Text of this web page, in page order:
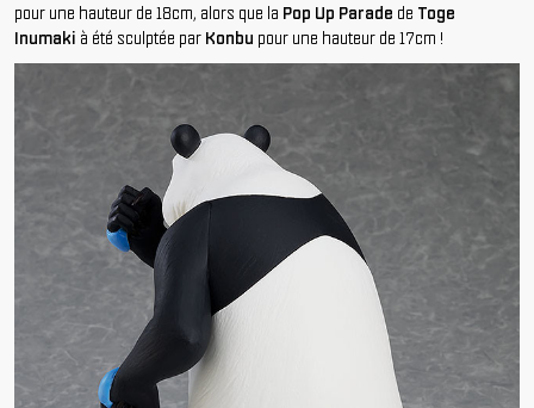
pour une hauteur de 18cm, alors que la Pop Up Parade de Toge
Inumaki à été sculptée par Konbu pour une hauteur de 17cm !